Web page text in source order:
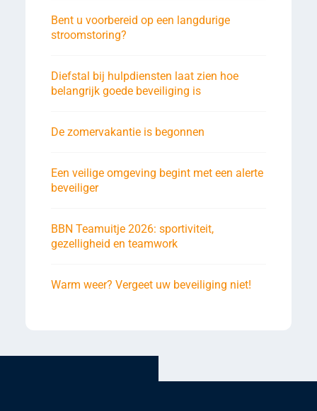
Bent u voorbereid op een langdurige
stroomstoring?
Diefstal bij hulpdiensten laat zien hoe
belangrijk goede beveiliging is
De zomervakantie is begonnen
Een veilige omgeving begint met een alerte
beveiliger
BBN Teamuitje 2026: sportiviteit,
gezelligheid en teamwork
Warm weer? Vergeet uw beveiliging niet!